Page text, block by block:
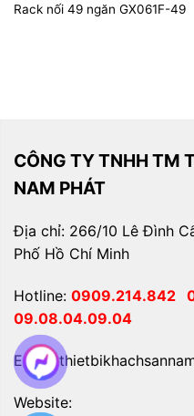
Rack nối 49 ngăn GX061F-49
CÔNG TY TNHH TM
NAM PHÁT
Địa chỉ: 266/10 Lê Đình
Phố Hồ Chí Minh
Hotline: 0909.214.842
09.08.04.09.04
Email:
Website: